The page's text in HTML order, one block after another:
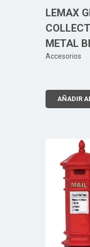
LEMAX
METAL
Accesorios
AÑADIR